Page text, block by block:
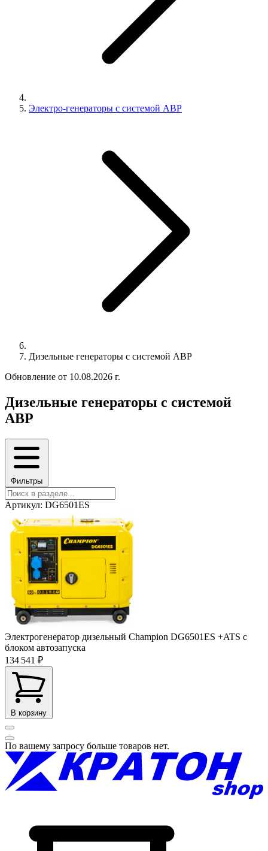
Электро-генераторы с системой АВР
Дизельные генераторы с системой АВР
Обновление от 10.08.2026 г.
Дизельные генераторы с системой
АВР
Фильтры
Артикул: DG6501ES
Электрогенератор дизельный Champion DG6501ES +ATS с
блоком автозапуска
134 541 ₽
В корзину
По вашему запросу больше товаров нет.